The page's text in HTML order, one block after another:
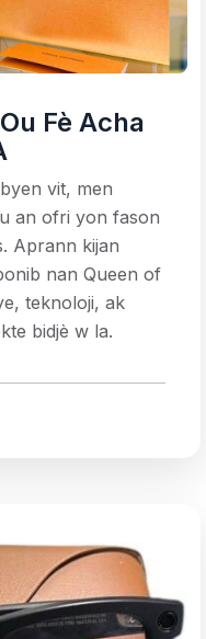
Fè Acha
vit, men
an ofri yon fason
Aprann kijan
nan Queen of
teknoloji, ak
bidjè w la.